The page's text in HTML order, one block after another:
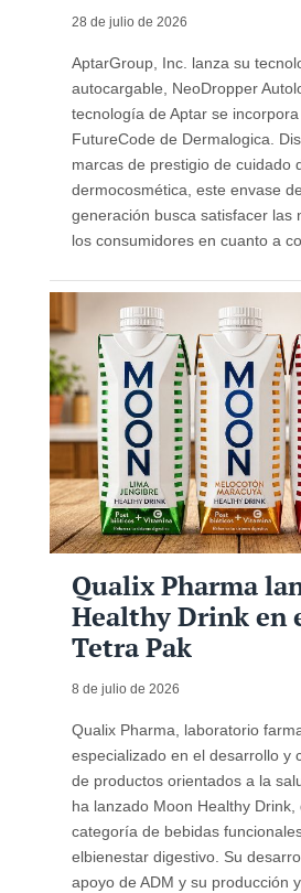
28 de julio de 2026
AptarGroup, Inc. lanza su
autocargable, NeoDropper
tecnología de Aptar se
FutureCode de Dermalogica.
marcas de prestigio de cuidado
dermocosmética, este envase
generación busca satisfacer las
los consumidores en cuanto a
Qualix Pharma
Healthy Drink en
Tetra Pak
8 de julio de 2026
Qualix Pharma, laboratorio
especializado en el desarrollo y
de productos orientados a la
ha lanzado Moon Healthy Drink,
categoría de bebidas
elbienestar digestivo. Su
apoyo de ADM y su producción